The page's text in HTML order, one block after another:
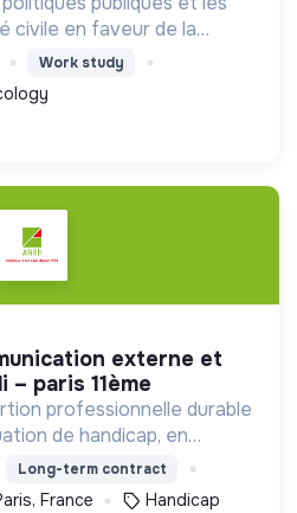
civile en faveur de la
sociale.
Work study
paris 11ème
professionnelle durable
de handicap, en
de service pour les
de travail
Long-term contract
France Handicap